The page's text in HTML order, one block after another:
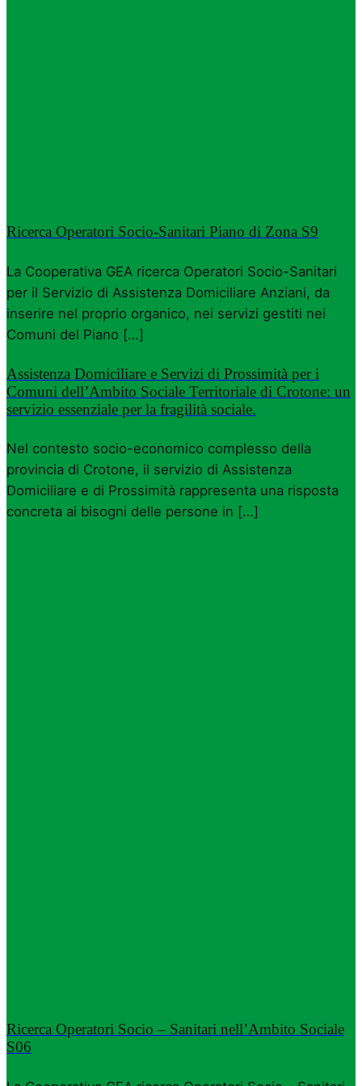
Ricerca Operatori Socio-Sanitari Piano di Zona S9
La Cooperativa GEA ricerca Operatori Socio-Sanitari
per il Servizio di Assistenza Domiciliare Anziani, da
inserire nel proprio organico, nei servizi gestiti nei
Comuni del Piano […]
Assistenza Domiciliare e Servizi di Prossimità per i
Comuni dell’Ambito Sociale Territoriale di Crotone: un
servizio essenziale per la fragilità sociale.
Nel contesto socio-economico complesso della
provincia di Crotone, il servizio di Assistenza
Domiciliare e di Prossimità rappresenta una risposta
concreta ai bisogni delle persone in […]
Ricerca Operatori Socio – Sanitari nell’Ambito Sociale
S06